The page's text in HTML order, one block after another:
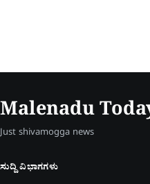
Malenadu
Just shivamogga news
ಸುದ್ದಿ ವಿಭಾಗಗಳು